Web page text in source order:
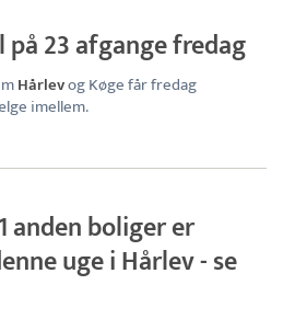
23 afgange fredag
Hårlevog Køge får fredag
imellem.
anden boliger er
uge i Hårlev - se